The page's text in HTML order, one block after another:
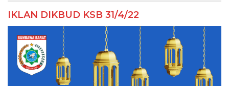
IKLAN DIKBUD KSB 31/4/22